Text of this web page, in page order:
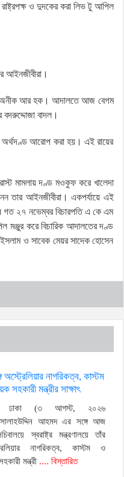
রাষ্ট্রপক্ষ ও দুদকের করা লিভ টু আপিল
আইনজীবীরা।
অনীক আর হক। আদালতে আজ বেগম
বদরুদ্দোজা বাদল।
অর্থদণ্ড আরোপ করা হয়। এই রায়ের
মামলায় দণ্ড মওকুফ করে খালেদা
তার আইনজীবীরা। একপর্যায়ে এই
গত ২৭ নভেম্বর বিচারপতি এ কে এম
মঞ্জুর করে বিচারিক আদালতের দণ্ড
ইসলাম ও সাবেক মেয়র সাদেক হোসেন
অস্ট্রেলিয়ার নাগরিকত্ব, কাস্টম
সহকারী মন্ত্রীর সাক্ষাৎ
ঢাকা (৩ আগস্ট, ২০২৬
সালাহউদ্দিন আহমদ এর সঙ্গে আজ
স্বরাষ্ট্র মন্ত্রণালয়ে তাঁর
নাগরিকত্ব, কাস্টম ও
মন্ত্রী.... বিস্তারিত